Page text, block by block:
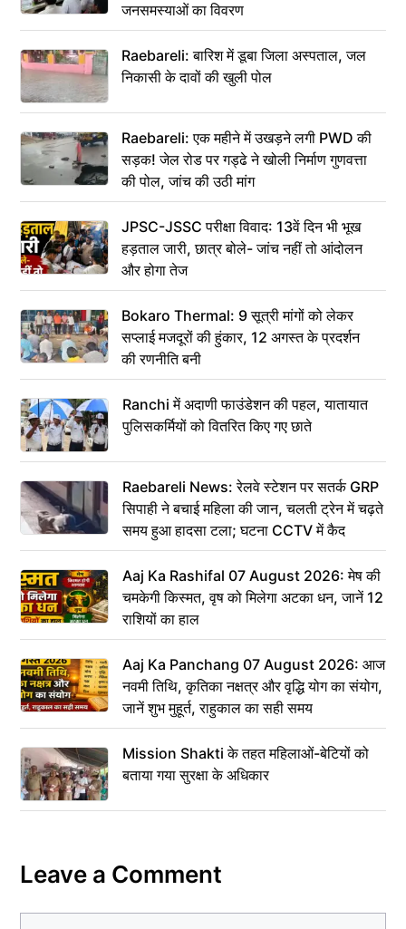
जनसमस्याओं का विवरण
Raebareli: बारिश में डूबा जिला अस्पताल, जल
निकासी के दावों की खुली पोल
Raebareli: एक महीने में उखड़ने लगी PWD की
सड़क! जेल रोड पर गड्ढे ने खोली निर्माण गुणवत्ता
की पोल, जांच की उठी मांग
JPSC-JSSC परीक्षा विवाद: 13वें दिन भी भूख
हड़ताल जारी, छात्र बोले- जांच नहीं तो आंदोलन
और होगा तेज
Bokaro Thermal: 9 सूत्री मांगों को लेकर
सप्लाई मजदूरों की हुंकार, 12 अगस्त के प्रदर्शन
की रणनीति बनी
Ranchi में अदाणी फाउंडेशन की पहल, यातायात
पुलिसकर्मियों को वितरित किए गए छाते
Raebareli News: रेलवे स्टेशन पर सतर्क GRP
सिपाही ने बचाई महिला की जान, चलती ट्रेन में चढ़ते
समय हुआ हादसा टला; घटना CCTV में कैद
Aaj Ka Rashifal 07 August 2026: मेष की
चमकेगी किस्मत, वृष को मिलेगा अटका धन, जानें 12
राशियों का हाल
Aaj Ka Panchang 07 August 2026: आज
नवमी तिथि, कृतिका नक्षत्र और वृद्धि योग का संयोग,
जानें शुभ मुहूर्त, राहुकाल का सही समय
Mission Shakti के तहत महिलाओं-बेटियों को
बताया गया सुरक्षा के अधिकार
Leave a Comment